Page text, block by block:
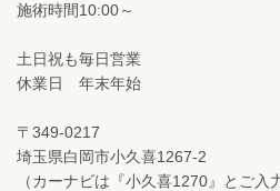
施術時間10:00～
土日祝も毎日営業
休業日 年末年始
〒349-0217
埼玉県白岡市小久喜1267-2
（カーナビは『小久喜1270』とご入